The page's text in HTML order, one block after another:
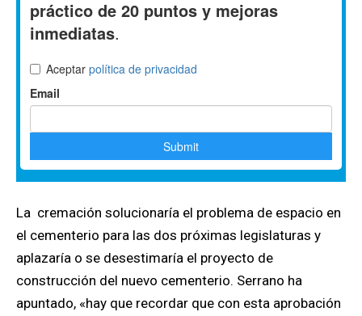
La cremación solucionaría el problema de espacio en
el cementerio para las dos próximas legislaturas y
aplazaría o se desestimaría el proyecto de
construcción del nuevo cementerio. Serrano ha
apuntado, «hay que recordar que con esta aprobación